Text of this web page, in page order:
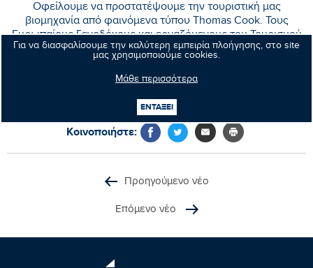
Για να διασφαλίσουμε την καλύτερη εμπειρία πλοήγησης, στο site
μας χρησιμοποιούμε cookies.
Μάθε περισσότερα
ΕΝΤΑΞΕΙ
Οφείλουμε να προστατέψουμε την τουριστική μας
βιομηχανία από φαινόμενα τύπου Thomas Cook. Τους
Ευρωπαίους ξενοδόχους και εργαζόμενους του Τουρισμού
που ζημιώνονται χωρίς να φταίνε.
Αλλά κυρίως τους Ευρωπαίους πολίτες.
Κοινοποιήστε:
Προηγούμενο νέο
Επόμενο νέο